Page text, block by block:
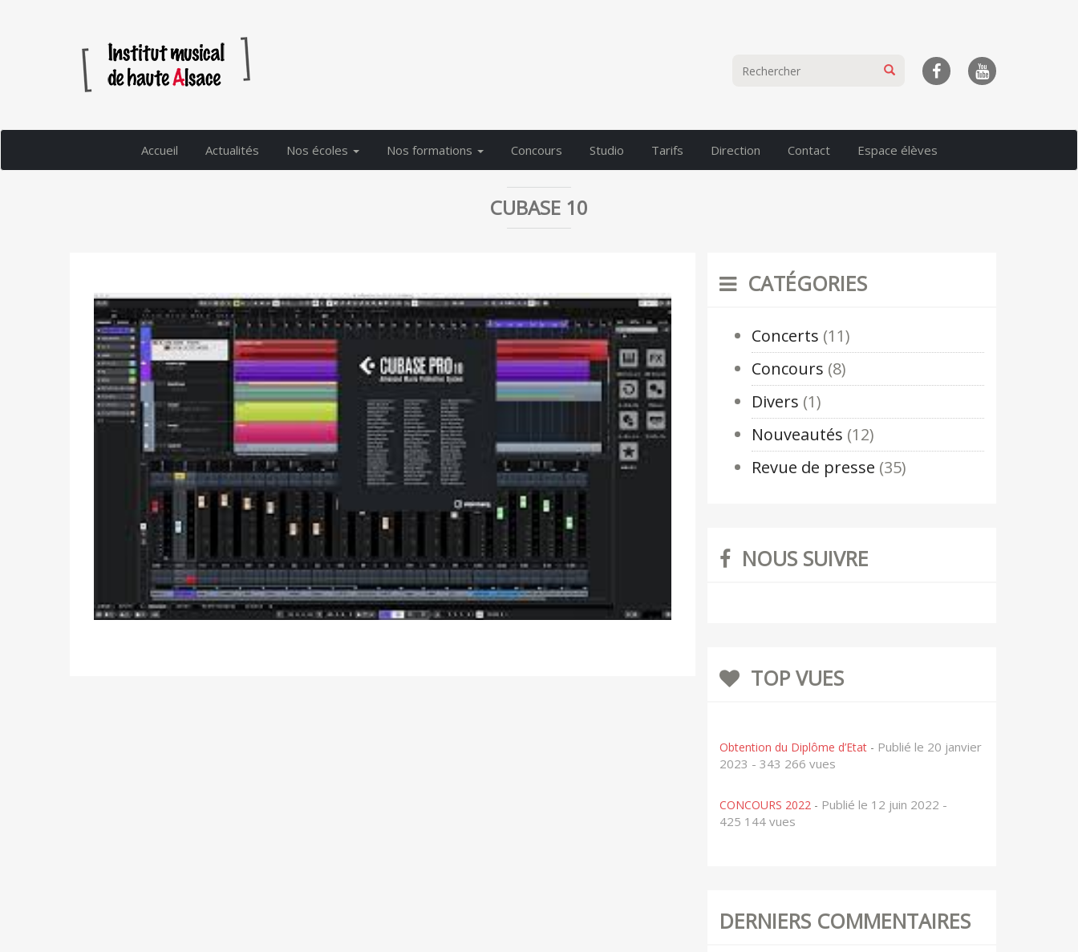
Accueil Actualités Nos écoles Nos formations Concours Studio Tarifs Direction Contact Espace élèves
CUBASE 10
CATÉGORIES
Concerts (11)
Concours (8)
Divers (1)
Nouveautés (12)
Revue de presse (35)
NOUS SUIVRE
TOP VUES
Obtention du Diplôme d’Etat - Publié le 20 janvier
2023 - 343 266 vues
CONCOURS 2022 - Publié le 12 juin 2022 -
425 144 vues
DERNIERS COMMENTAIRES